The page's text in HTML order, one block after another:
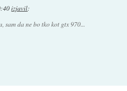
izjavil:
sam da ne bo tko kot gtx 970...